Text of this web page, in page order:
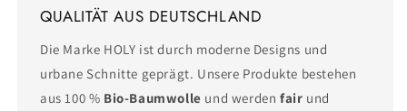
QUALITÄT AUS DEUTSCHLAND
Die Marke HOLY ist durch moderne Designs und
urbane Schnitte geprägt. Unsere Produkte bestehen
aus 100 % Bio-Baumwolle und werdenfair und